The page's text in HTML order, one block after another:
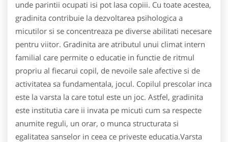
unde parintii ocupati isi pot lasa copiii. Cu toate acestea,
gradinita contribuie la dezvoltarea psihologica a
micutilor si se concentreaza pe diverse abilitati necesare
pentru viitor. Gradinita are atributul unui climat intern
familial care permite o educatie in functie de ritmul
propriu al fiecarui copil, de nevoile sale afective si de
activitatea sa fundamentala, jocul. Copilul prescolar inca
este la varsta la care totul este un joc. Astfel, gradinita
este institutia care ii invata pe micuti cum sa respecte
anumite reguli, un orar, o munca structurata si
egalitatea sanselor in ceea ce priveste educatia.Varsta